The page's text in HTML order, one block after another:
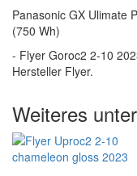
Panasonic GX Ulimate
(750 Wh)
- Flyer Goroc2 2-10
Hersteller Flyer.
Weiteres